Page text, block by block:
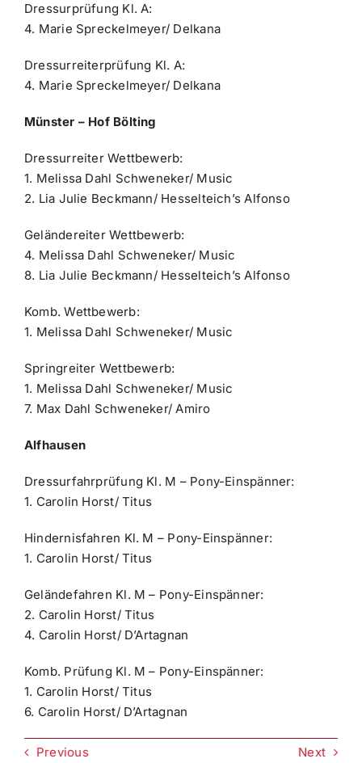
Dressurprüfung Kl. A:
4. Marie Spreckelmeyer/ Delkana
Dressurreiterprüfung Kl. A:
4. Marie Spreckelmeyer/ Delkana
Münster – Hof Bölting
Dressurreiter Wettbewerb:
1. Melissa Dahl Schweneker/ Music
2. Lia Julie Beckmann/ Hesselteich’s Alfonso
Geländereiter Wettbewerb:
4. Melissa Dahl Schweneker/ Music
8. Lia Julie Beckmann/ Hesselteich’s Alfonso
Komb. Wettbewerb:
1. Melissa Dahl Schweneker/ Music
Springreiter Wettbewerb:
1. Melissa Dahl Schweneker/ Music
7. Max Dahl Schweneker/ Amiro
Alfhausen
Dressurfahrprüfung Kl. M – Pony-Einspänner:
1. Carolin Horst/ Titus
Hindernisfahren Kl. M – Pony-Einspänner:
1. Carolin Horst/ Titus
Geländefahren Kl. M – Pony-Einspänner:
2. Carolin Horst/ Titus
4. Carolin Horst/ D’Artagnan
Komb. Prüfung Kl. M – Pony-Einspänner:
1. Carolin Horst/ Titus
6. Carolin Horst/ D’Artagnan
Previous Next